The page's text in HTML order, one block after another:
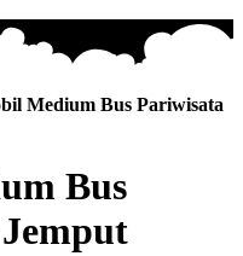
Medium Bus Pariwisata
Bus